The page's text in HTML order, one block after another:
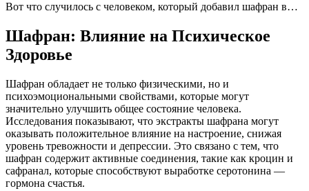
Вот что случилось с человеком, который добавил шафран в…
Шафран: Влияние на Психическое
Здоровье
Шафран обладает не только физическими, но и
психоэмоциональными свойствами, которые могут
значительно улучшить общее состояние человека.
Исследования показывают, что экстракты шафрана могут
оказывать положительное влияние на настроение, снижая
уровень тревожности и депрессии. Это связано с тем, что
шафран содержит активные соединения, такие как кроцин и
сафранал, которые способствуют выработке серотонина —
гормона счастья.